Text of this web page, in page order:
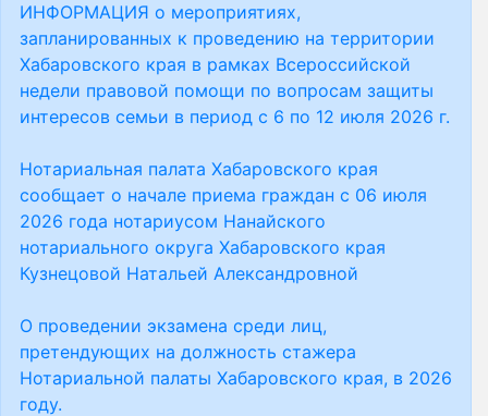
ИНФОРМАЦИЯ о мероприятиях,
запланированных к проведению на территории
Хабаровского края в рамках Всероссийской
недели правовой помощи по вопросам защиты
интересов семьи в период с 6 по 12 июля 2026 г.
Нотариальная палата Хабаровского края
сообщает о начале приема граждан с 06 июля
2026 года нотариусом Нанайского
нотариального округа Хабаровского края
Кузнецовой Натальей Александровной
О проведении экзамена среди лиц,
претендующих на должность стажера
Нотариальной палаты Хабаровского края, в 2026
году.